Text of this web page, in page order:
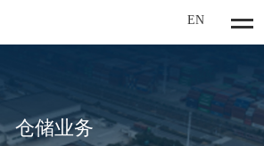
EN
仓储业务